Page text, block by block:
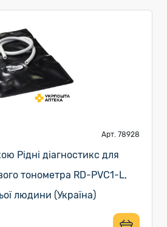
Арт. 78928
Рідні діагностикс для
тонометра RD-PVC1-L,
людини (Україна)